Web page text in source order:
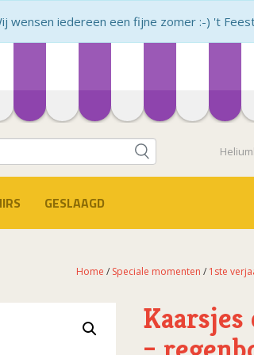
wensen iedereen een fijne zomer :-) 't
GESLAAGD
Home / Speciale momenten / 1ste